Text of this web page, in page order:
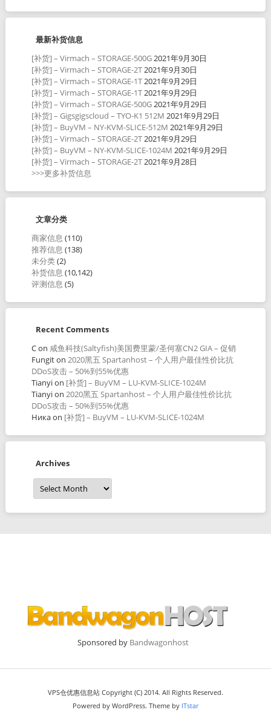
最新补货信息
[补货] – Virmach – STORAGE-500G2021年9月30日
[补货] – Virmach – STORAGE-2T2021年9月30日
[补货] – Virmach – STORAGE-1T2021年9月29日
[补货] – Virmach – STORAGE-1T2021年9月29日
[补货] – Virmach – STORAGE-500G2021年9月29日
[补货] – Gigsgigscloud – TYO-K1 512M 2021年9月29日
[补货] – BuyVM – NY-KVM-SLICE-512M 2021年9月29日
[补货] – Virmach – STORAGE-2T2021年9月29日
[补货] – BuyVM – NY-KVM-SLICE-1024M 2021年9月29日
[补货] – Virmach – STORAGE-2T2021年9月28日
>>>更多补货信息
文章分类
商家信息 (110)
推荐信息 (138)
未分类(2)
补货信息 (10,142)
评测信息 (5)
Recent Comments
Con 咸鱼科技(Saltyfish)美国费里蒙/圣何塞CN2 GIA – 促销
Fungiton 2020黑五 Spartanhost – 个人用户最佳性价比抗
DDoS攻击 – 50%到55%优惠
Tianyion [补货] – BuyVM – LU-KVM-SLICE-1024M
Tianyion 2020黑五 Spartanhost – 个人用户最佳性价比抗
DDoS攻击 – 50%到55%优惠
Никаon [补货] – BuyVM – LU-KVM-SLICE-1024M
Archives
Archives
Sponsored by Bandwagonhost
VPS仓优惠信息站 Copyright (C) 2014. All Rights Reserved.
Powered by WordPress. Theme by ITstar